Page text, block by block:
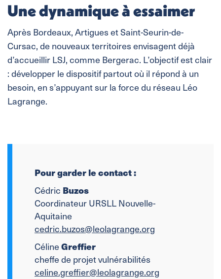
Une dynamique à essaimer
Après Bordeaux, Artigues et Saint-Seurin-de-
Cursac, de nouveaux territoires envisagent déjà
d’accueillir LSJ, comme Bergerac. L’objectif est clair
: développer le dispositif partout où il répond à un
besoin, en s’appuyant sur la force du réseau Léo
Lagrange.
Pour garder le contact :
Cédric Buzos
Coordinateur URSLL Nouvelle-
Aquitaine
cedric.buzos@leolagrange.org
CélineGreffier
cheffe de projet vulnérabilités
celine.greffier@leolagrange.org